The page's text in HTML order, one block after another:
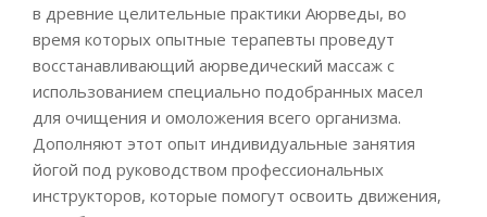
в древние целительные практики Аюрведы, во
время которых опытные терапевты проведут
восстанавливающий аюрведический массаж с
использованием специально подобранных масел
для очищения и омоложения всего организма.
Дополняют этот опыт индивидуальные занятия
йогой под руководством профессиональных
инструкторов, которые помогут освоить движения,